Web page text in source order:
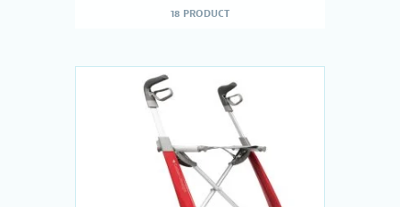
18 PRODUCT